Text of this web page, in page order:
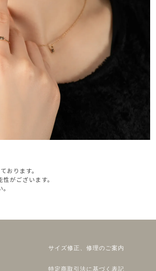
おります。
がございます。
サイズ修正、修理のご案内
特定商取引法に基づく表記